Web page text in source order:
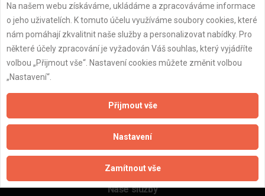
Důležité informace
Zásady pro používání souborů cookie
Naše excelové tabulky online
Naše služby
Na našem webu získáváme, ukládáme a zpracováváme informace
o jeho uživatelích. K tomuto účelu využíváme soubory cookies, které
nám pomáhají zkvalitnit naše služby a personalizovat nabídky. Pro
některé účely zpracování je vyžadován Váš souhlas, který vyjádříte
volbou „Přijmout vše“. Nastavení cookies můžete změnit volbou
„Nastavení“.
Přijmout vše
Nastavení
Zamítnout vše